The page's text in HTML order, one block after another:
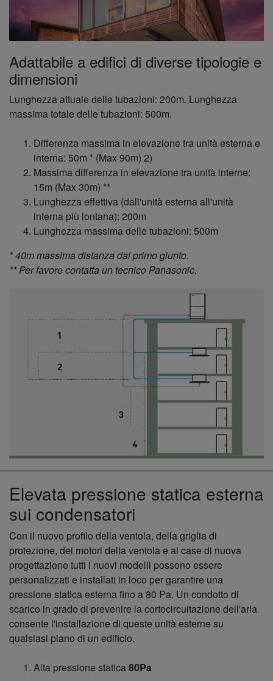
Adattabile a edifici di diverse tipologie e
dimensioni
Lunghezza attuale delle tubazioni: 200m. Lunghezza
massima totale delle tubazioni: 500m.
Differenza massima in elevazione tra unità esterna e
interna: 50m * (Max 90m) 2)
Massima differenza in elevazione tra unità interne:
15m (Max 30m) **
Lunghezza effettiva (dall'unità esterna all'unità
interna più lontana): 200m
Lunghezza massima delle tubazioni: 500m
* 40m massima distanza dal primo giunto.
** Per favore contatta un tecnico Panasonic.
Elevata pressione statica esterna
sui condensatori
Con il nuovo profilo della ventola, della griglia di
protezione, dei motori della ventola e ai case di nuova
progettazione tutti i nuovi modelli possono essere
personalizzati e installati in loco per garantire una
pressione statica esterna fino a 80 Pa. Un condotto di
scarico in grado di prevenire la cortocircuitazione dell'aria
consente l'installazione di queste unità esterne su
qualsiasi piano di un edificio.
Alta pressione statica80Pa